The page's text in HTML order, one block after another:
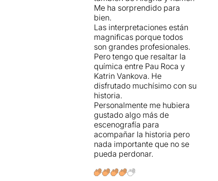
un trabajo corporal muy
eficaz; y finalmente una
Katrin Vankovaque supone
una más que agradable
sorpresa. Cuatro grandes
actores, pues, a las órdenes
de unPau Carrióque la
vuelve a acertar de lleno en
La Villarroel, donde ya le
vimosClasse
Me ha sorprendido para
bien.
Las interpretaciones están
magnificas porque todos
son grandes profesionales.
Pero tengo que resaltar la
química entre Pau Roca y
Katrin Vankova. He
disfrutado muchísimo con su
historia.
Personalmente me hubiera
gustado algo más de
escenografía para
acompañar la historia pero
nada importante que no se
pueda perdonar.